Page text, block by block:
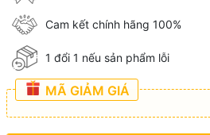
Cam kết chính hãng 100%
1 đổi 1 nếu sản phẩm lỗi
MÃ GIẢM GIÁ